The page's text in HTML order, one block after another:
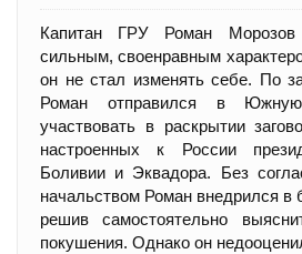
Капитан ГРУ Роман Морозов
сильным, своенравным
он не стал изменять себе. По
Роман отправился в
участвовать в раскрытии
настроенных к России
Боливии и Эквадора. Без
начальством Роман внедрился в
решив самостоятельно
покушения. Однако он